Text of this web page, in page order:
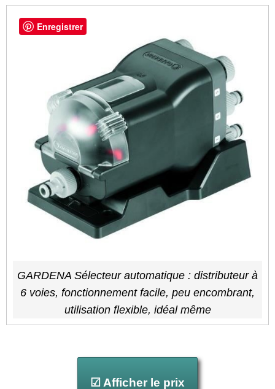
GARDENA Sélecteur automatique : distributeur à
6 voies, fonctionnement facile, peu encombrant,
utilisation flexible, idéal même
☑ Afficher le prix
Enregistrer